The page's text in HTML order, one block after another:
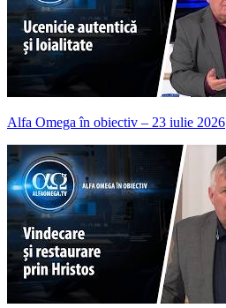
Alfa Omega în obiectiv – 23 iulie 2026